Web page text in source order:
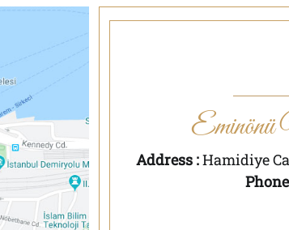
Address :Hamidiye